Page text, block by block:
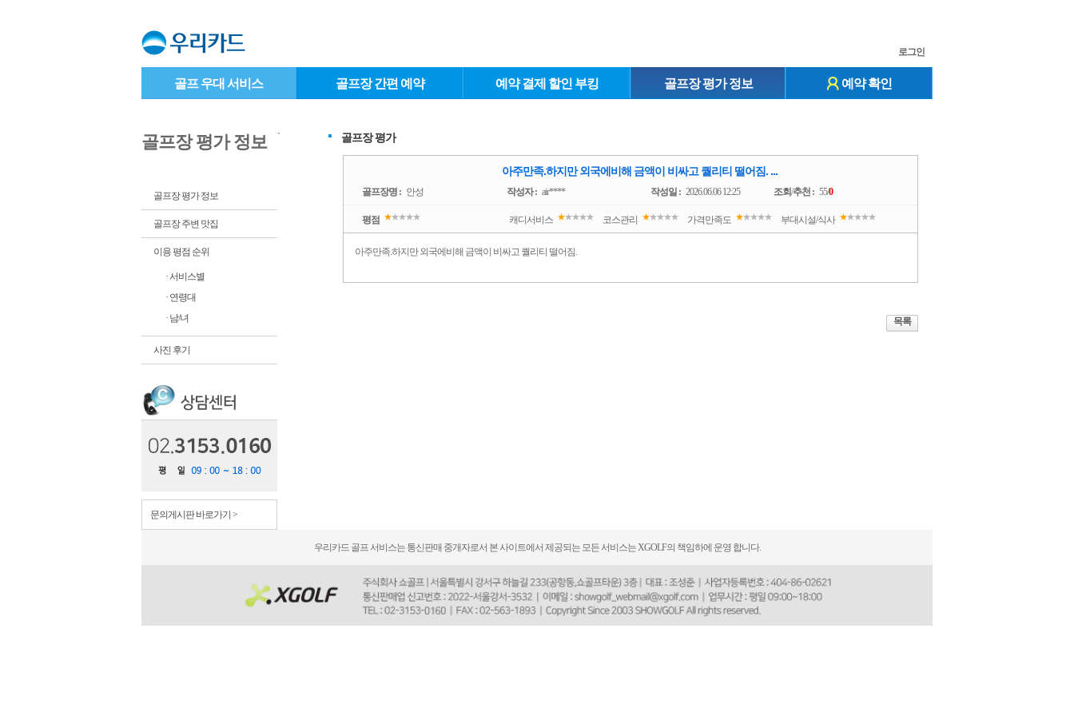
골프 우대 서비스 골프장 간편 예약 예약 결제 할인 부킹 골프장 평가 정보 예약 확인
로그인
골프장 평가 정보
골프장 평가 정보
골프장 주변 맛집
이용 평점 순위
· 서비스별
· 연령대
· 남/녀
사진 후기
문의게시판 바로가기 >
` 골프장 평가
아주만족.하지만 외국에비해 금액이 비싸고 퀄리티 떨어짐. ...
골프장명 : 안성 작성자 : air**** 작성일 : 2026.06.06 12:25 조회/추천 : 55/0
평점 캐디서비스 코스관리 가격만족도 부대시설/식사
아주만족.하지만 외국에비해 금액이 비싸고 퀄리티 떨어짐.
목록
우리카드 골프 서비스는 통신판매 중개자로서 본 사이트에서 제공되는 모든 서비스는 XGOLF의 책임하에 운영 합니다.